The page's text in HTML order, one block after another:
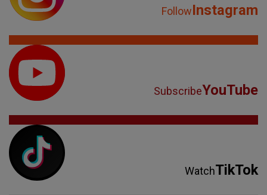
FollowInstagram
SubscribeYouTube
WatchTikTok